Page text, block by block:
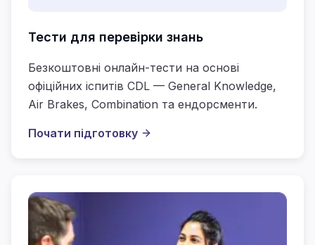
Тести для перевірки знань
Безкоштовні онлайн-тести на основі
офіційних іспитів CDL — General Knowledge,
Air Brakes, Combination та ендорсменти.
Почати підготовку